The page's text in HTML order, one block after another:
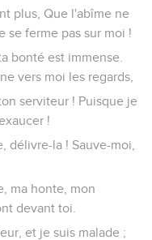
plus, Que l'abîme ne
se ferme pas sur moi !
bonté est immense.
vers moi les regards,
serviteur ! Puisque je
!
délivre-la ! Sauve-moi,
ma honte, mon
devant toi.
et je suis malade ;